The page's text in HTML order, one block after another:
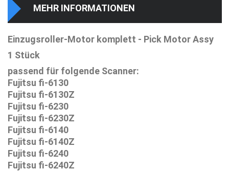
MEHR INFORMATIONEN
Einzugsroller-Motor komplett - Pick Motor Assy
1 Stück
passend für folgende Scanner:
Fujitsu fi-6130
Fujitsu fi-6130Z
Fujitsu fi-6230
Fujitsu fi-6230Z
Fujitsu fi-6140
Fujitsu fi-6140Z
Fujitsu fi-6240
Fujitsu fi-6240Z